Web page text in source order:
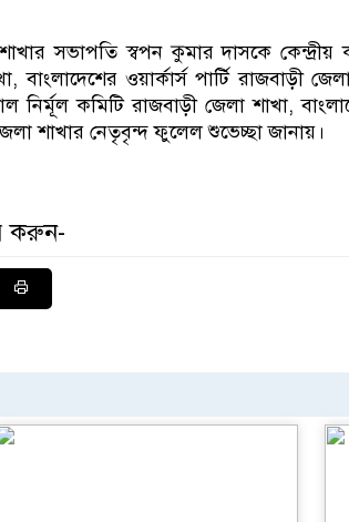
সভাপতি স্বপন কুমার দাসকে কেন্দ্রীয়
ওয়ার্কার্স পার্টি রাজবাড়ী
নির্মূল কমিটি রাজবাড়ী জেলা শাখা,
শাখার নেতৃবৃন্দ ফুলেল শুভেচ্ছা জানায়।
করুন-